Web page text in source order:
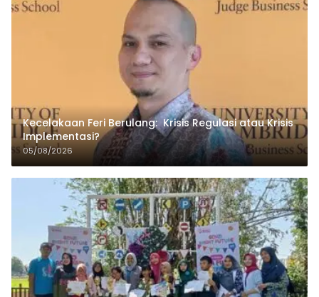
Kecelakaan Feri Berulang: Krisis Regulasi atau Krisis
Implementasi?
05/08/2026